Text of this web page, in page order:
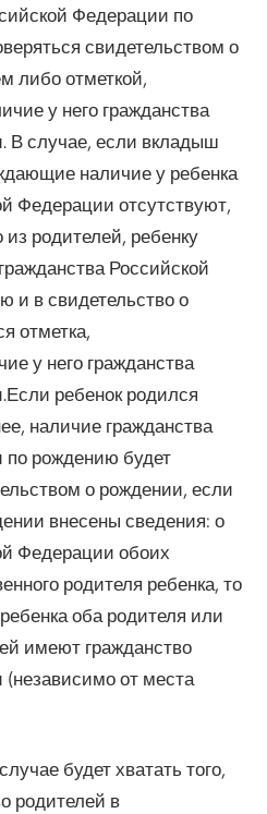
Федерации по
свидетельством о
либо отметкой,
у него гражданства
В случае, если вкладыш
наличие у ребенка
Федерации отсутствуют,
родителей, ребенку
Российской
и в свидетельство о
отметка,
у него гражданства
ребенок родился
наличие гражданства
рождению будет
о рождении, если
внесены сведения: о
Федерации обоих
родителя ребенка, то
оба родителя или
имеют гражданство
от места
будет хватать того,
родителей в